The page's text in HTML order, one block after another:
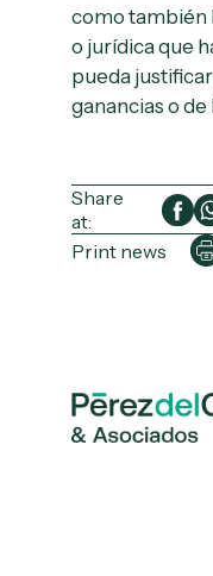
como también
o jurídica que
pueda
ganancias o
Share
at:
Print news